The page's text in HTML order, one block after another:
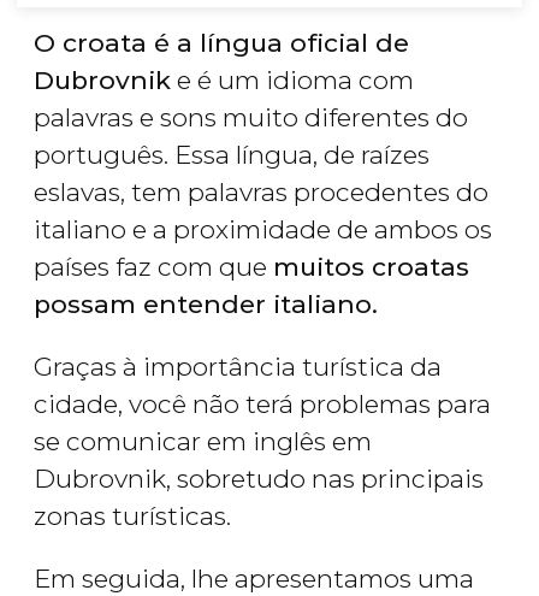
O croata é a língua oficial de
Dubrovnik e é um idioma com
palavras e sons muito diferentes do
português. Essa língua, de raízes
eslavas, tem palavras procedentes do
italiano e a proximidade de ambos os
países faz com que muitos croatas
possam entender italiano.
Graças à importância turística da
cidade, você não terá problemas para
se comunicar em inglês em
Dubrovnik, sobretudo nas principais
zonas turísticas.
Em seguida, lhe apresentamos uma